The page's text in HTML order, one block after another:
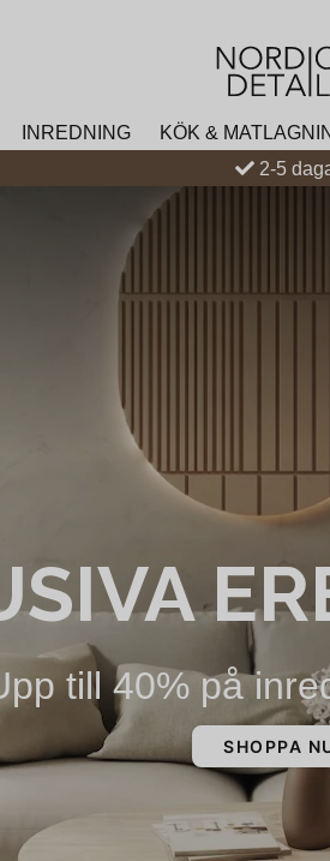
INREDNING KÖK &
2-5
till 40% på
SHOPPA